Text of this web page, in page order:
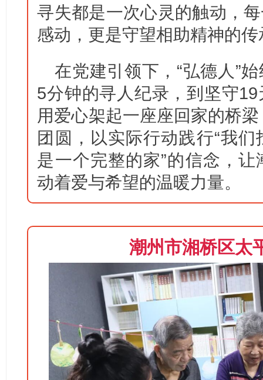
寻失都是一次心灵的触动，
感动，更是守望相助精神的传
在党建引领下，“弘德人”
5分钟的寻人纪录，到坚守
用爱心架起一座座回家的桥
团圆，以实际行动践行“我
是一个完整的家”的信念，
动着爱与希望的温暖力量。
潮州市湘桥区太